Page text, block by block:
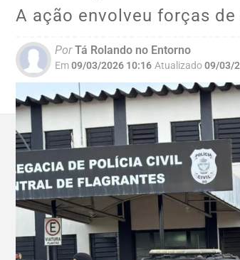
A ação envolveu forças de
PorTá Rolando no Entorno
Em09/03/2026 10:16 Atualizado09/03/